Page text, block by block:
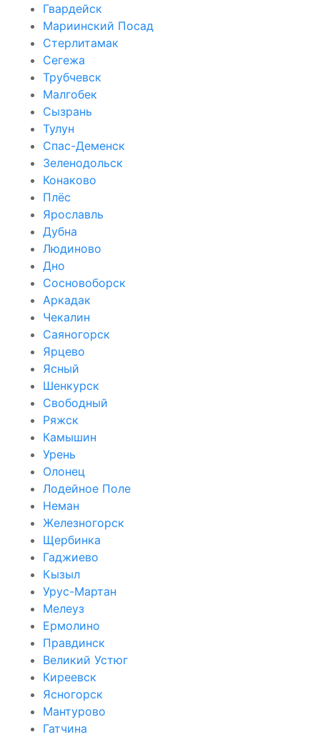
Гвардейск
Мариинский Посад
Стерлитамак
Сегежа
Трубчевск
Малгобек
Сызрань
Тулун
Спас-Деменск
Зеленодольск
Конаково
Плёс
Ярославль
Дубна
Людиново
Дно
Сосновоборск
Аркадак
Чекалин
Саяногорск
Ярцево
Ясный
Шенкурск
Свободный
Ряжск
Камышин
Урень
Олонец
Лодейное Поле
Неман
Железногорск
Щербинка
Гаджиево
Кызыл
Урус-Мартан
Мелеуз
Ермолино
Правдинск
Великий Устюг
Киреевск
Ясногорск
Мантурово
Гатчина